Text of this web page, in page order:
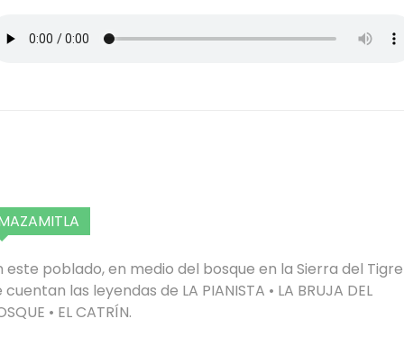
este poblado, en medio del bosque en la Sierra del Tigre
cuentan las leyendas de LA PIANISTA • LA BRUJA DEL
• EL CATRÍN.